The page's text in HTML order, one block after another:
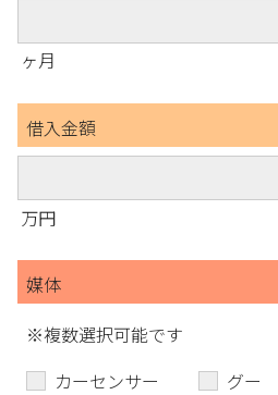
ヶ月
借入金額
万円
媒体
※複数選択可能です
カーセンサー
グー